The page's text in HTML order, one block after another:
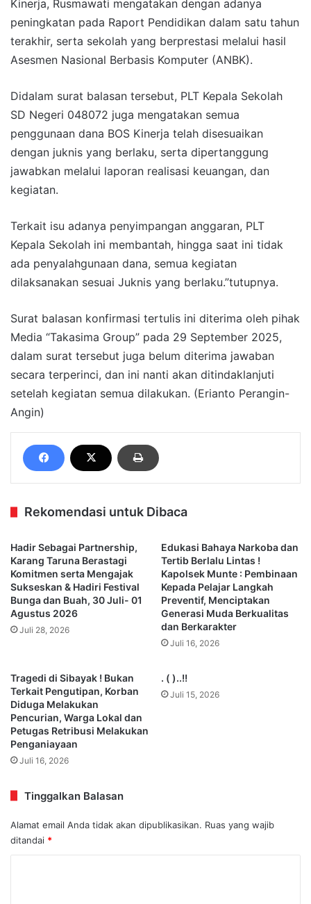
Kinerja, Rusmawati mengatakan dengan adanya
peningkatan pada Raport Pendidikan dalam satu tahun
terakhir, serta sekolah yang berprestasi melalui hasil
Asesmen Nasional Berbasis Komputer (ANBK).
Didalam surat balasan tersebut, PLT Kepala Sekolah
SD Negeri 048072 juga mengatakan semua
penggunaan dana BOS Kinerja telah disesuaikan
dengan juknis yang berlaku, serta dipertanggung
jawabkan melalui laporan realisasi keuangan, dan
kegiatan.
Terkait isu adanya penyimpangan anggaran, PLT
Kepala Sekolah ini membantah, hingga saat ini tidak
ada penyalahgunaan dana, semua kegiatan
dilaksanakan sesuai Juknis yang berlaku.”tutupnya.
Surat balasan konfirmasi tertulis ini diterima oleh pihak
Media “Takasima Group” pada 29 September 2025,
dalam surat tersebut juga belum diterima jawaban
secara terperinci, dan ini nanti akan ditindaklanjuti
setelah kegiatan semua dilakukan. (Erianto Perangin-
Angin)
Rekomendasi untuk Dibaca
Hadir Sebagai Partnership,
Karang Taruna Berastagi
Komitmen serta Mengajak
Sukseskan & Hadiri Festival
Bunga dan Buah, 30 Juli- 01
Agustus 2026
Juli 28, 2026
Edukasi Bahaya Narkoba dan
Tertib Berlalu Lintas !
Kapolsek Munte : Pembinaan
Kepada Pelajar Langkah
Preventif, Menciptakan
Generasi Muda Berkualitas
dan Berkarakter
Juli 16, 2026
Tragedi di Sibayak ! Bukan
Terkait Pengutipan, Korban
Diduga Melakukan
Pencurian, Warga Lokal dan
Petugas Retribusi Melakukan
Penganiayaan
Juli 16, 2026
. ( )..!!
Juli 15, 2026
Tinggalkan Balasan
Alamat email Anda tidak akan dipublikasikan. Ruas yang wajib
ditandai *